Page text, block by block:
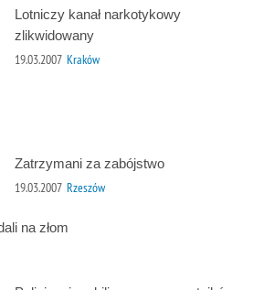
Lotniczy kanał narkotykowy
zlikwidowany
19.03.2007 Kraków
Zatrzymani za zabójstwo
19.03.2007 Rzeszów
na złom